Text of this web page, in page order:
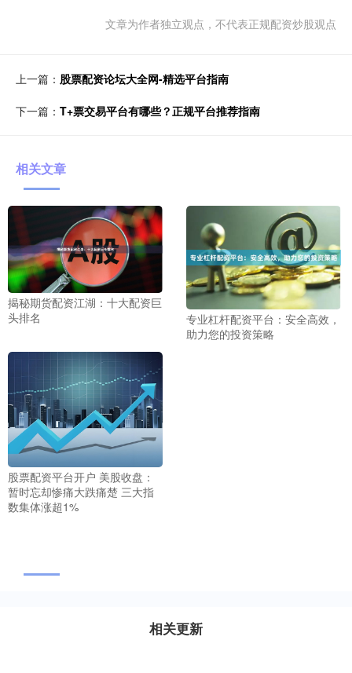
文章为作者独立观点，不代表正规配资炒股观点
上一篇： 股票配资论坛大全网-精选平台指南
下一篇： T+票交易平台有哪些？正规平台推荐指南
相关文章
揭秘期货配资江湖：十大配资巨
头排名
专业杠杆配资平台：安全高效，
助力您的投资策略
股票配资平台开户 美股收盘：
暂时忘却惨痛大跌痛楚 三大指
数集体涨超1%
相关更新